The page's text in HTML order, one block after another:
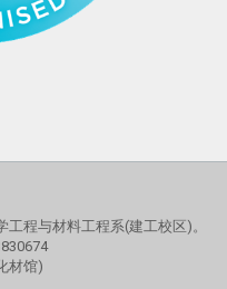
程与材料工程系(建工校区)。
材馆)